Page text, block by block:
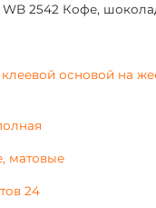
WB 2542 Кофе,
основой на
матовые
24